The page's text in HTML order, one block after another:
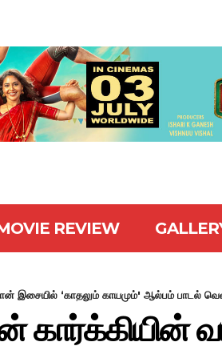
REVIEW
இசையில் ‘காதலும் காயமும்' ஆல்பம் பாடல்